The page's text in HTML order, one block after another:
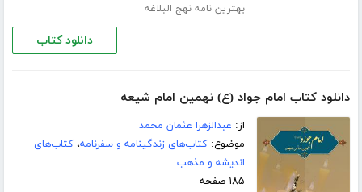
بهترین نامه نهج البلاغه
دانلود کتاب
دانلود کتاب امام جواد (ع) نهمین امام شیعه
از: عبدالزهرا عثمان محمد
موضوع:کتاب‌های زندگینامه و سفرنامه،کتاب‌های
اندیشه و مذهب
۱۸۵ صفحه